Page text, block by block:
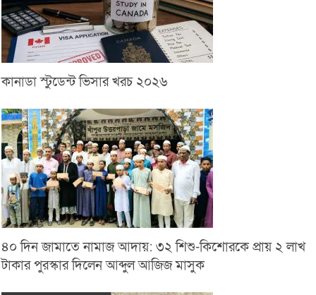
কানাডা স্টুডেন্ট ভিসার খরচ ২০২৬
৪০ দিন জামাতে নামাজ আদায়: ৩২ শিশু-কিশোরকে প্রায় ২ লাখ
টাকার পুরস্কার দিলেন আব্দুল আজিজ মাসুক